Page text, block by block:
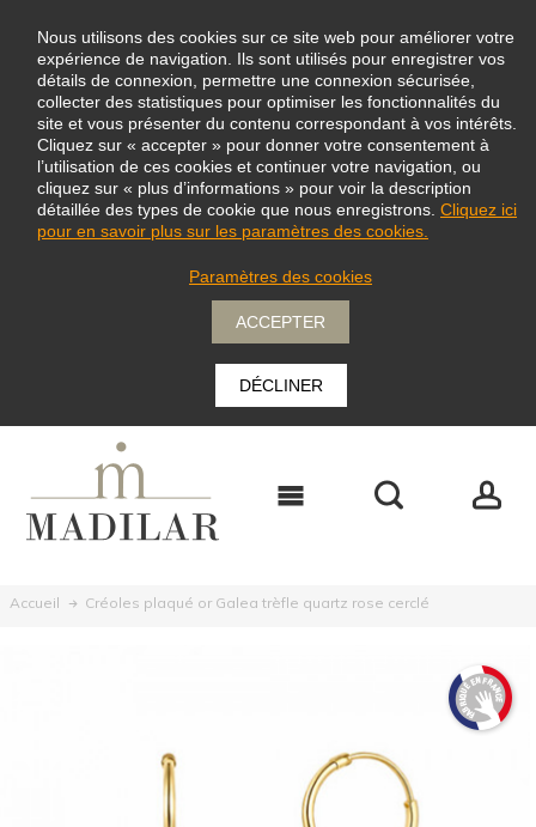
Nous utilisons des cookies sur ce site web pour améliorer votre
expérience de navigation. Ils sont utilisés pour enregistrer vos
détails de connexion, permettre une connexion sécurisée,
collecter des statistiques pour optimiser les fonctionnalités du
site et vous présenter du contenu correspondant à vos intérêts.
Cliquez sur « accepter » pour donner votre consentement à
l’utilisation de ces cookies et continuer votre navigation, ou
cliquez sur « plus d’informations » pour voir la description
détaillée des types de cookie que nous enregistrons. Cliquez ici
pour en savoir plus sur les paramètres des cookies.
Paramètres des cookies
ACCEPTER
DÉCLINER
Accueil Créoles plaqué or Galea trèfle quartz rose cerclé